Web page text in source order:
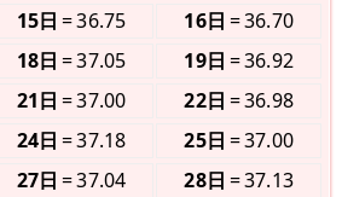
15日 36.75 16日
36.70
18日 37.05 19日
36.92
21日 37.00 22日
36.98
24日 37.18 25日
37.00
27日 37.04 28日
37.13